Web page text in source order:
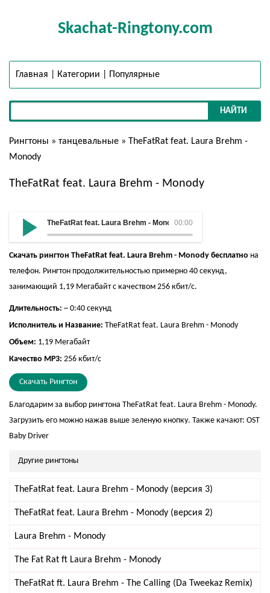
Skachat-Ringtony.com
Главная Категории Популярные
НАЙТИ
Рингтоны » танцевальные » TheFatRat feat. Laura Brehm -
Monody
TheFatRat feat. Laura Brehm - Monody
00:00
TheFatRat feat. Laura Brehm - Monody
Скачать рингтон TheFatRat feat. Laura Brehm - Monody бесплатно на
телефон. Рингтон продолжительностью примерно 40 секунд,
занимающий 1,19 Мегабайт с качеством 256 кбит/с.
Длительность: ~ 0:40 секунд
Исполнитель и Название: TheFatRat feat. Laura Brehm - Monody
Объем: 1,19 Мегабайт
Качество MP3: 256 кбит/с
Скачать Рингтон
Благодарим за выбор рингтона TheFatRat feat. Laura Brehm - Monody.
Загрузить его можно нажав выше зеленую кнопку. Также качают: OST
Baby Driver
Другие рингтоны
TheFatRat feat. Laura Brehm - Monody (версия 3)
TheFatRat feat. Laura Brehm - Monody (версия 2)
Laura Brehm - Monody
The Fat Rat ft Laura Brehm - Monody
TheFatRat ft. Laura Brehm - The Calling (Da Tweekaz Remix)